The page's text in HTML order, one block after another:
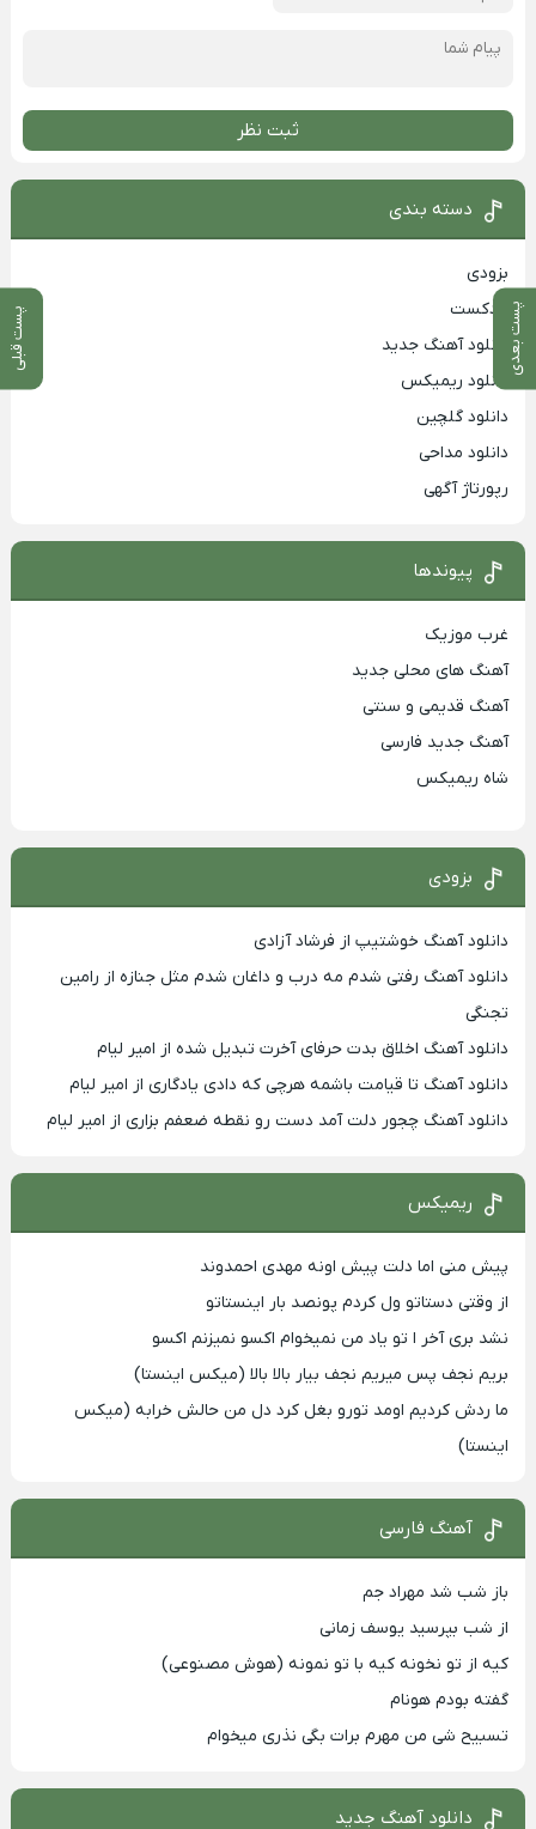
پست بعدی پست قبلی
ثبت نظر
دسته بندی
بزودی
پادکست
دانلود آهنگ جدید
دانلود ریمیکس
دانلود گلچین
دانلود مداحی
رپورتاژ آگهی
پیوندها
غرب موزیک
آهنگ های محلی جدید
آهنگ قدیمی و سنتی
آهنگ جدید فارسی
شاه ریمیکس
بزودی
دانلود آهنگ خوشتیپ از فرشاد آزادی
دانلود آهنگ رفتی شدم مه درب و داغان شدم مثل جنازه از رامین
تجنگی
دانلود آهنگ اخلاق بدت حرفای آخرت تبدیل شده از امیر لیام
دانلود آهنگ تا قیامت باشمه هرچی که دادی یادگاری از امیر لیام
دانلود آهنگ چجور دلت آمد دست رو نقطه ضعفم بزاری از امیر لیام
ریمیکس
پیش منی اما دلت پیش اونه مهدی احمدوند
از وقتی دستاتو ول کردم پونصد بار اینستاتو
نشد بری آخر ا تو یاد من نمیخوام اکسو نمیزنم اکسو
بریم نجف پس میریم نجف بیار بالا بالا (میکس اینستا)
ما ردش کردیم اومد تورو بغل کرد دل من حالش خرابه (میکس
اینستا)
آهنگ فارسی
باز شب شد مهراد جم
از شب بپرسید یوسف زمانی
کیه از تو نخونه کیه با تو نمونه (هوش مصنوعی)
گفته بودم هونام
تسبیح شی من مهرم برات بگی نذری میخوام
دانلود آهنگ جدید